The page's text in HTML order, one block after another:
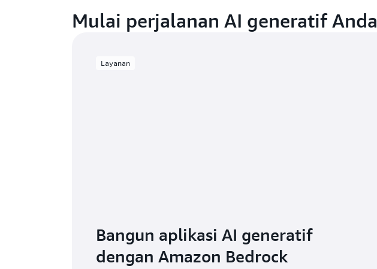
Mulai perjalanan AI generatif Anda
Layanan
Bangun aplikasi AI generatif
dengan Amazon Bedrock